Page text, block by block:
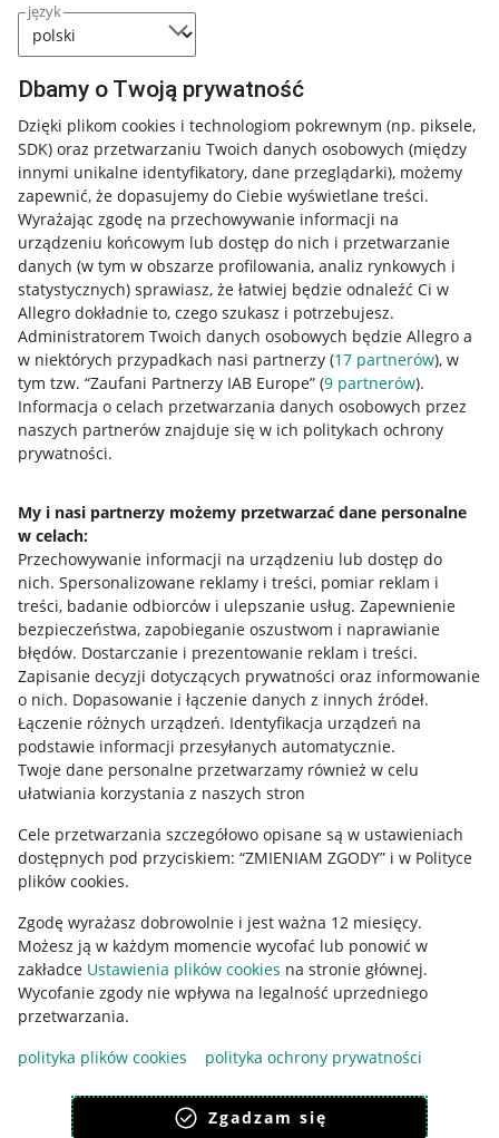
język
Dbamy o Twoją prywatność
Dzięki plikom cookies i technologiom pokrewnym (np. piksele,
SDK) oraz przetwarzaniu Twoich danych osobowych (między
innymi unikalne identyfikatory, dane przeglądarki), możemy
zapewnić, że dopasujemy do Ciebie wyświetlane treści.
Wyrażając zgodę na przechowywanie informacji na
urządzeniu końcowym lub dostęp do nich i przetwarzanie
danych (w tym w obszarze profilowania, analiz rynkowych i
statystycznych) sprawiasz, że łatwiej będzie odnaleźć Ci w
Allegro dokładnie to, czego szukasz i potrzebujesz.
Administratorem Twoich danych osobowych będzie Allegro a
w niektórych przypadkach nasi partnerzy (17 partnerów), w
tym tzw. “Zaufani Partnerzy IAB Europe” (9 partnerów).
Informacja o celach przetwarzania danych osobowych przez
naszych partnerów znajduje się w ich politykach ochrony
prywatności.
My i nasi partnerzy możemy przetwarzać dane personalne
w celach:
Przechowywanie informacji na urządzeniu lub dostęp do
nich. Spersonalizowane reklamy i treści, pomiar reklam i
treści, badanie odbiorców i ulepszanie usług. Zapewnienie
bezpieczeństwa, zapobieganie oszustwom i naprawianie
błędów. Dostarczanie i prezentowanie reklam i treści.
Zapisanie decyzji dotyczących prywatności oraz informowanie
o nich. Dopasowanie i łączenie danych z innych źródeł.
Łączenie różnych urządzeń. Identyfikacja urządzeń na
podstawie informacji przesyłanych automatycznie.
Twoje dane personalne przetwarzamy również w celu
ułatwiania korzystania z naszych stron
Cele przetwarzania szczegółowo opisane są w ustawieniach
dostępnych pod przyciskiem: “ZMIENIAM ZGODY” i w Polityce
plików cookies.
Zgodę wyrażasz dobrowolnie i jest ważna 12 miesięcy.
Możesz ją w każdym momencie wycofać lub ponowić w
zakładce Ustawienia plików cookies na stronie głównej.
Wycofanie zgody nie wpływa na legalność uprzedniego
przetwarzania.
polityka plików cookies
polityka ochrony prywatności
Zgadzam się
Przydatne informacje
Jak to działa
Allegro Gadane dla sprzedających
Allegro Gadane dla kupujących
Mapa miejscowości
Informacje prawne
Regulamin
Polityka plików "cookies"
Ustawienia plików "cookies"
Udostępnianie lokalizacji
Informacje dla Aktu o Usługach Cyfrowych
Pobierz aplikację